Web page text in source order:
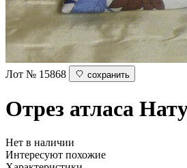
Лот № 15868 сохранить
Отрез атласа
Нет в наличии
Интересуют похожие